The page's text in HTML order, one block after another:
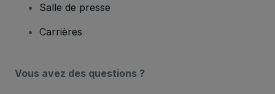
Salle de presse
Carrières
Vous avez des questions ?